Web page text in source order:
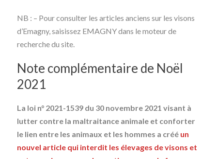
NB : – Pour consulter les articles anciens sur les visons
d’Emagny, saisissez EMAGNY dans le moteur de
recherche du site.
Note complémentaire de Noël
2021
La loi n° 2021-1539 du 30 novembre 2021 visant à
lutter contre la maltraitance animale et conforter
le lien entre les animaux et les hommes a créé un
nouvel article qui interdit les élevages de visons et